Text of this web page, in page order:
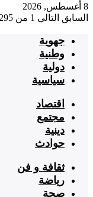
8 أغسطس, 2026
السابق التالي 1 من 7٬295
جهوية
وطنية
دولية
سياسية
اقتصاد
مجتمع
دينية
حوادث
ثقافة و فن
رياضة
صحة